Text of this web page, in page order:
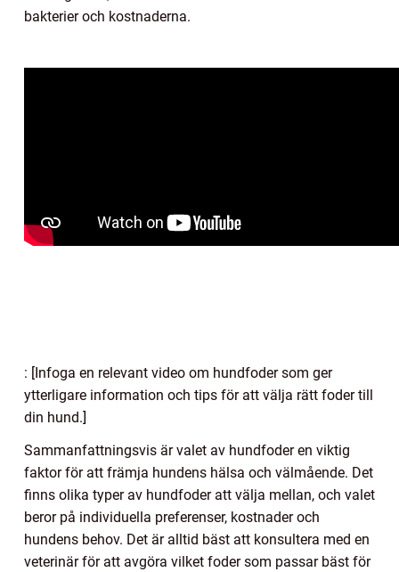
bakterier och kostnaderna.
: [Infoga en relevant video om hundfoder som ger
ytterligare information och tips för att välja rätt foder till
din hund.]
Sammanfattningsvis är valet av hundfoder en viktig
faktor för att främja hundens hälsa och välmående. Det
finns olika typer av hundfoder att välja mellan, och valet
beror på individuella preferenser, kostnader och
hundens behov. Det är alltid bäst att konsultera med en
veterinär för att avgöra vilket foder som passar bäst för